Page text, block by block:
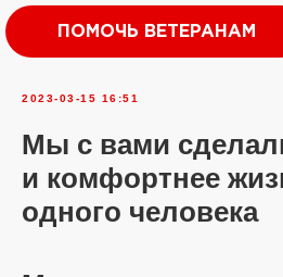
ПОМОЧЬ ВЕТЕРАНАМ
2023-03-15 16:51
Мы с вами
и комфортнее
одного человека